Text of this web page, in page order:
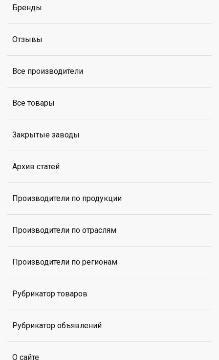
Бренды
Отзывы
Все производители
Все товары
Закрытые заводы
Архив статей
Производители по продукции
Производители по отраслям
Производители по регионам
Рубрикатор товаров
Рубрикатор объявлений
О сайте